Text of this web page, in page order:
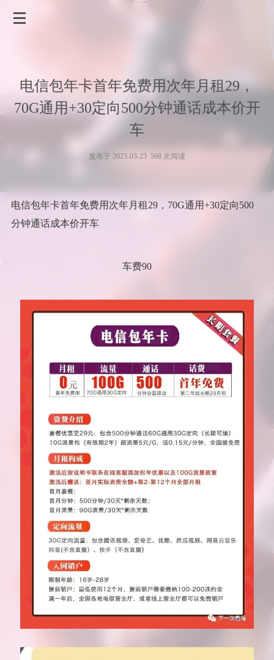
电信包年卡首年免费用次年月租29，
70G通用+30定向500分钟通话成本价开
车
发布于 2023-03-23 568 次阅读
电信包年卡首年免费用次年月租29，70G通用+30定向500
分钟通话成本价开车
车费90